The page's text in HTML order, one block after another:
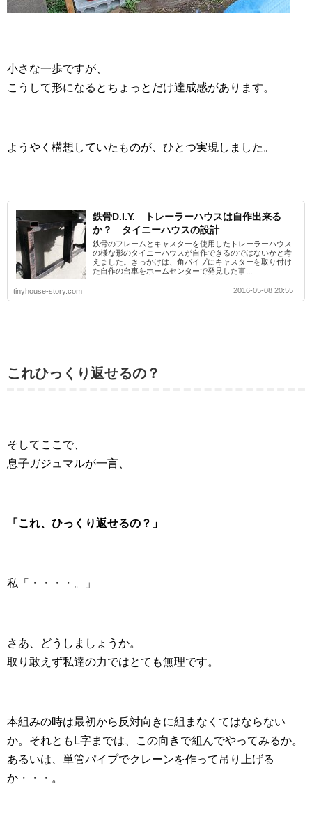
小さな一歩ですが、
こうして形になるとちょっとだけ達成感があります。
ようやく構想していたものが、ひとつ実現しました。
鉄骨D.I.Y. トレーラーハウスは自作出来る
か？ タイニーハウスの設計
鉄骨のフレームとキャスターを使用したトレーラーハウス
の様な形のタイニーハウスが自作できるのではないかと考
えました。きっかけは、角パイプにキャスターを取り付け
た自作の台車をホームセンターで発見した事...
tinyhouse-story.com 2016-05-08 20:55
これひっくり返せるの？
そしてここで、
息子ガジュマルが一言、
「これ、ひっくり返せるの？」
私「・・・・。」
さあ、どうしましょうか。
取り敢えず私達の力ではとても無理です。
本組みの時は最初から反対向きに組まなくてはならない
か。それともL字までは、この向きで組んでやってみるか。
あるいは、単管パイプでクレーンを作って吊り上げる
か・・・。